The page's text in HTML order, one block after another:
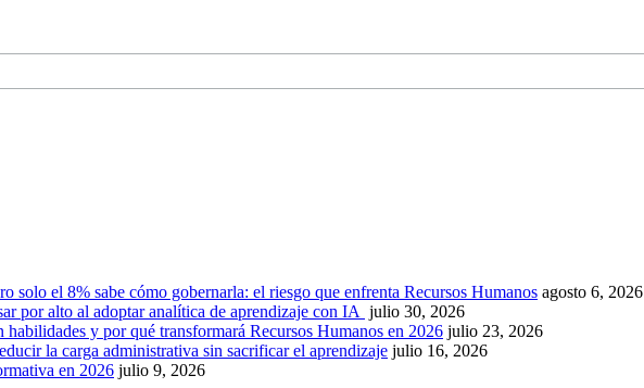
solo el 8% sabe cómo gobernarla: el riesgo que enfrenta Recursos Humanos agosto 6, 2026
por alto al adoptar analítica de aprendizaje con IA julio 30, 2026
habilidades y por qué transformará Recursos Humanos en 2026 julio 23, 2026
la carga administrativa sin sacrificar el aprendizaje julio 16, 2026
en 2026 julio 9, 2026